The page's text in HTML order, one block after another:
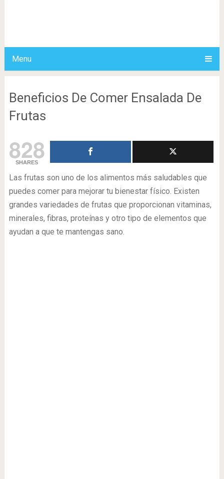
Menu
Beneficios De Comer Ensalada De
Frutas
828
SHARES
Las frutas son uno de los alimentos más saludables que
puedes comer para mejorar tu bienestar físico. Existen
grandes variedades de frutas que proporcionan vitaminas,
minerales, fibras, proteínas y otro tipo de elementos que
ayudan a que te mantengas sano.